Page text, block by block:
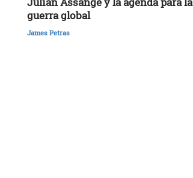
guerra global
James Petras